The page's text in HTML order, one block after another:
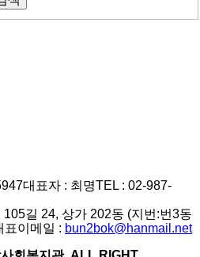
대표자 : 최명TEL : 02-987-
길 24, 상가 202동 (지번:번3동
표이메일 : bun2bok@hanmail.net